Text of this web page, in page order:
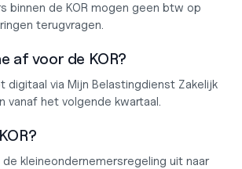
binnen de KOR mogen geen btw op
terugvragen.
af voor de KOR?
digitaal via Mijn Belastingdienst Zakelijk
vanaf het volgende kwartaal.
de kleineondernemersregeling uit naar